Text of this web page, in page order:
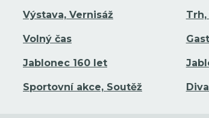
Výstava, Vernisáž
Volný čas
Jablonec 160 let
Sportovní akce, Soutěž